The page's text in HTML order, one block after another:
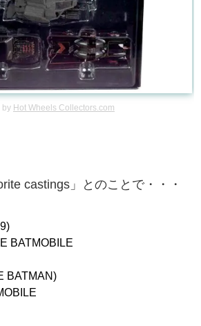
by Hot Wheels Collectors.com
castings」とのことで・・・
BATMOBILE
BATMAN)